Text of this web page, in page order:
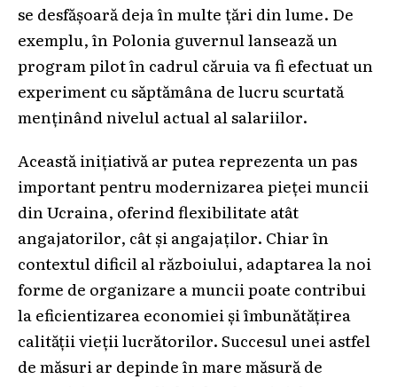
se desfășoară deja în multe țări din lume. De
exemplu, în Polonia guvernul lansează un
program pilot în cadrul căruia va fi efectuat un
experiment cu săptămâna de lucru scurtată
menținând nivelul actual al salariilor.
Această inițiativă ar putea reprezenta un pas
important pentru modernizarea pieței muncii
din Ucraina, oferind flexibilitate atât
angajatorilor, cât și angajaților. Chiar în
contextul dificil al războiului, adaptarea la noi
forme de organizare a muncii poate contribui
la eficientizarea economiei și îmbunătățirea
calității vieții lucrătorilor. Succesul unei astfel
de măsuri ar depinde în mare măsură de